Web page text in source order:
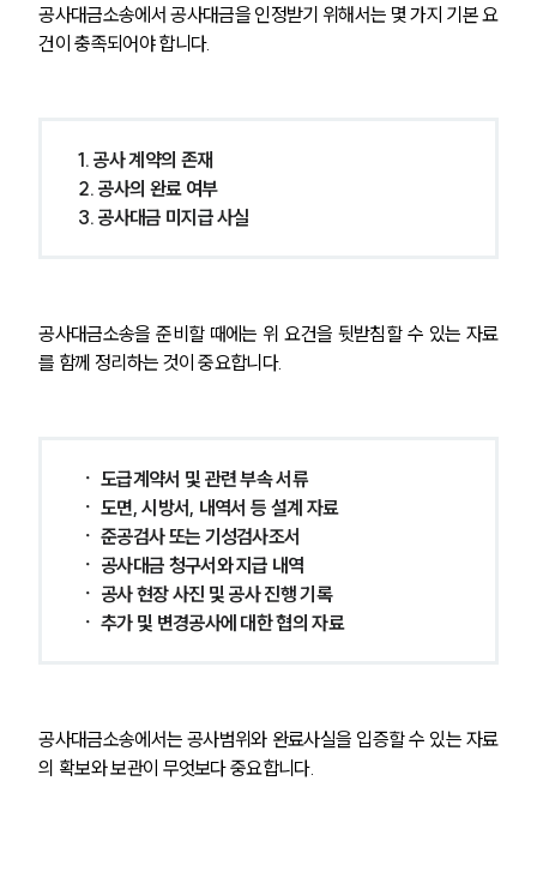
구성원 소개
소식/자료
언론보도
뉴스레터/브로슈어
세미나
대륜법률상담예약
대륜법률상담예약
공사대금소송에서 공사대금을 인정받기 위해서는 몇 가지 기본 요
건이 충족되어야 합니다.
1. 공사 계약의 존재
2. 공사의 완료 여부
3. 공사대금 미지급 사실
공사대금소송을 준비할 때에는 위 요건을 뒷받침할 수 있는 자료
를 함께 정리하는 것이 중요합니다.
ㆍ 도급계약서 및 관련 부속 서류
ㆍ 도면, 시방서, 내역서 등 설계 자료
ㆍ 준공검사 또는 기성검사조서
ㆍ 공사대금 청구서와 지급 내역
ㆍ 공사 현장 사진 및 공사 진행 기록
ㆍ 추가 및 변경공사에 대한 협의 자료
공사대금소송에서는 공사범위와 완료사실을 입증할 수 있는 자료
의 확보와 보관이 무엇보다 중요합니다.